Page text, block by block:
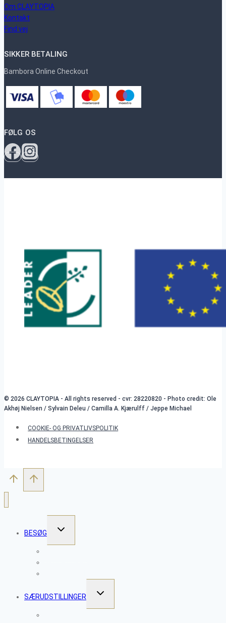
Om CLAYTOPIA
Kontakt
Find vej
SIKKER BETALING
Bambora Online Checkout
FØLG OS
© 2026 CLAYTOPIA - All rights reserved - cvr: 28220820 - Photo credit: Ole
Akhøj Nielsen / Sylvain Deleu / Camilla A. Kjærulff / Jeppe Michael
COOKIE- OG PRIVATLIVSPOLITIK
HANDELSBETINGELSER
BESØG
SKIFT
SÆRUDSTILLINGER
SKIFT